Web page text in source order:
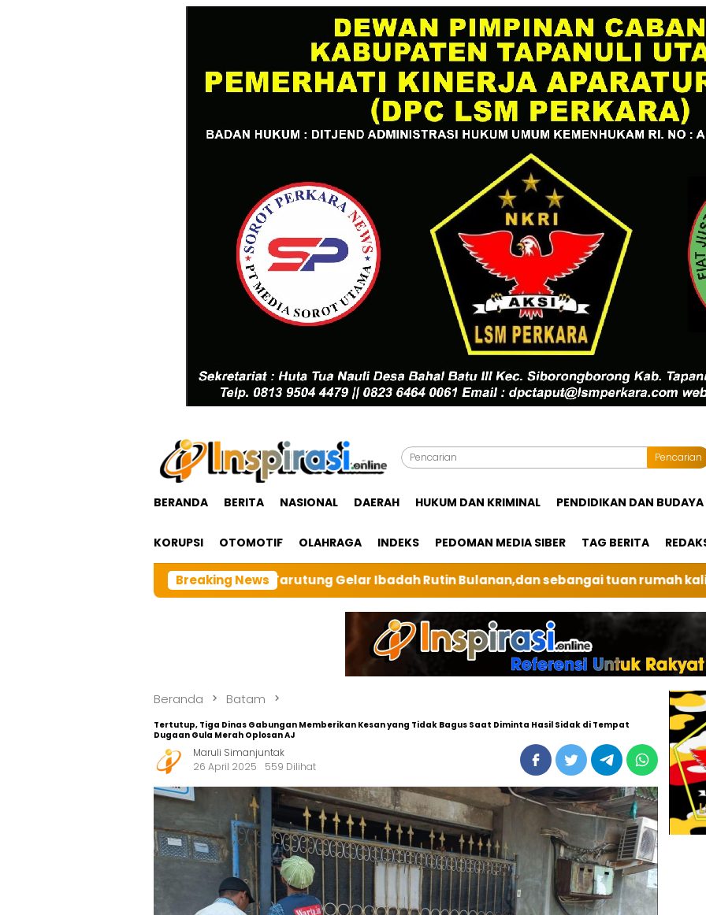
Pencarian
BERANDA BERITA NASIONAL DAERAH HUKUM DAN KRIMINAL PENDIDIKAN DAN BUDAYA
KORUPSI OTOMOTIF OLAHRAGA INDEKS PEDOMAN MEDIA SIBER TAG BERITA
Breaking News
cabangTarutung Gelar Ibadah Rutin Bulanan,dan sebangai tuan rumah kali ini BRI Unit Silindung
Beranda Batam
Tertutup, Tiga Dinas Gabungan Memberikan Kesan yang Tidak Bagus Saat Diminta Hasil Sidak di Tempat
Dugaan Gula Merah Oplosan AJ
Maruli Simanjuntak
26 April 2025
559 Dilihat